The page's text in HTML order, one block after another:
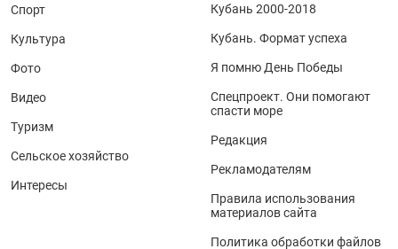
Спорт
Культура
Фото
Видео
Туризм
Сельское хозяйство
Интересы
Кубань 2000-2018
Кубань. Формат успеха
Я помню День Победы
Спецпроект. Они помогают
спасти море
Редакция
Рекламодателям
Правила использования
материалов сайта
Политика обработки файлов